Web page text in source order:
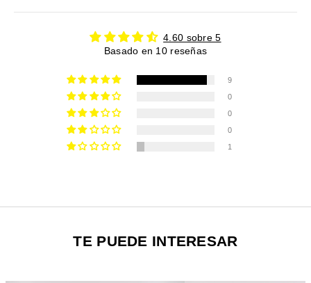
4.60 sobre 5
Basado en 10 reseñas
9
0
0
0
1
TE PUEDE INTERESAR